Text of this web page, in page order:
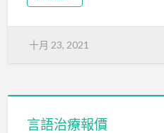
十月 23, 2021
言語治療報價